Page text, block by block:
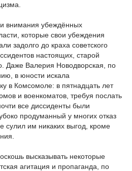
внимания убеждённых
которые свои убеждения
задолго до краха советского
настоящих, старой
Даже Валерия Новодворская, по
в юности искала
в Комсомоле: в пятнадцать лет
и военкоматов, требуя послать
все диссиденты были
продуманный у многих отказ
сулил им никаких выгод, кроме
высказывать некоторые
агитация и пропаганда, по